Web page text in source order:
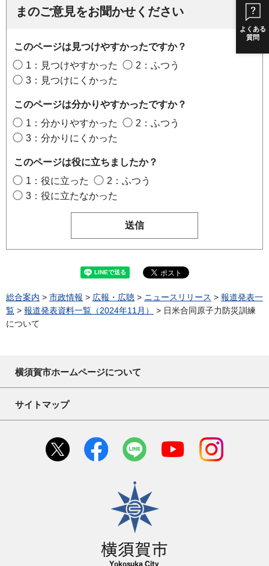
よくある
質問
まのご意見をお聞かせください
このページは見つけやすかったですか？
1：見つけやすかった
2：ふつう
3：見つけにくかった
このページは分かりやすかったですか？
1：分かりやすかった
2：ふつう
3：分かりにくかった
このページは役に立ちましたか？
1：役に立った
2：ふつう
3：役に立たなかった
総合案内 > 市政情報 > 広報・広聴 > ニュースリリース > 報道発表一
覧 > 報道発表資料一覧（2024年11月）
> 日米合同原子力防災訓練
について
横須賀市ホームページについて
サイトマップ
横須賀市